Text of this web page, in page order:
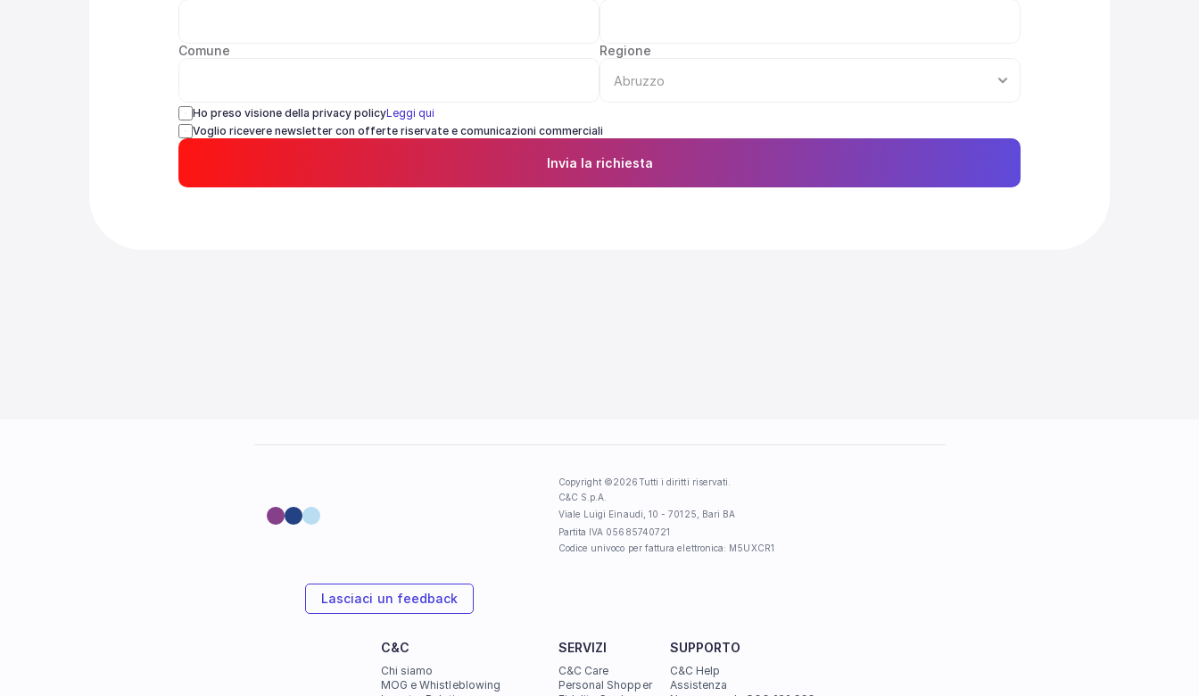
Comune Regione
Ho preso visione della privacy policyLeggi qui
Voglio ricevere newsletter con offerte riservate e comunicazioni commerciali
Invia la richiesta
C&C
Chi siamo
MOG e Whistleblowing
SERVIZI
C&C Care
Personal Shopper
SUPPORTO
C&C Help
Assistenza
Copyright ©2026Tutti i diritti riservati.
C&C S.p.A.
Viale Luigi Einaudi, 10 - 70125, Bari BA
Partita IVA 05685740721
Codice univoco per fattura elettronica: M5UXCR1
Lasciaci un feedback